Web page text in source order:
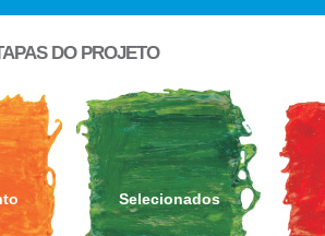
DO PROJETO
Selecionados